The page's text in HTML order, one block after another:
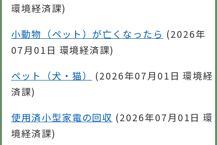
環境経済課)
小動物（ペット）が亡くなったら (2026年
07月01日 環境経済課)
ペット（犬・猫）
(2026年07月01日 環境経
済課)
使用済小型家電の回収 (2026年07月01日 環
境経済課)